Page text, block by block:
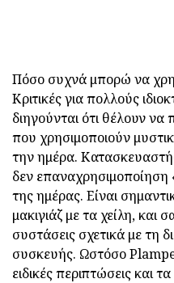
Πόσο συχνά μπορώ να
Κριτικές για πολλούς
διηγούνται ότι θέλουν
που χρησιμοποιούν
την ημέρα.
δεν επαναχρησιμοποίηση
της ημέρας. Είναι
μακιγιάζ με τα χείλη, και
συστάσεις σχετικά με τη
συσκευής. Ωστόσο
ειδικές περιπτώσεις και